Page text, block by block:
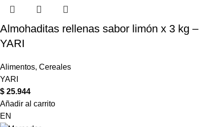
Almohaditas rellenas sabor limón x 3 kg –
YARI
Alimentos, Cereales
YARI
$ 25.944
Añadir al carrito
EN